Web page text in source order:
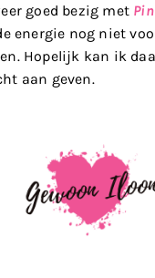
goed bezig met
energie nog niet
Hopelijk kan ik
aan geven.